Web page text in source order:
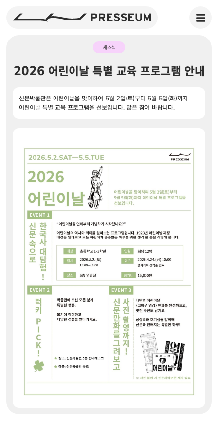
새소식
2026 어린이날 특별 교육 프로그램 안내
신문박물관은 어린이날을 맞이하여 5월 2일(토)부터 5월 5일(화)까지
어린이날 특별 교육 프로그램을 선보입니다. 많은 참여 바랍니다.